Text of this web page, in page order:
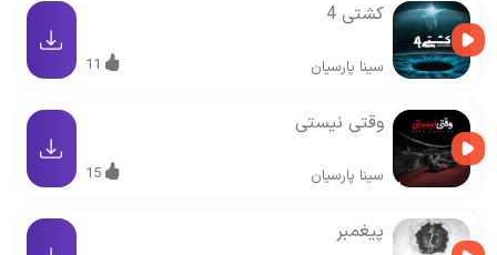
کشتی 4
سینا پارسیان 11
وقتی نیستی
سینا پارسیان 15
پیغمبر